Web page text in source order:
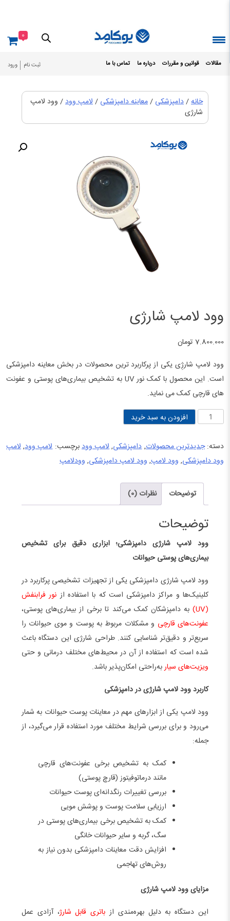
مقالات قوانین و مقررات درباره ما تماس با ما ثبت نام ورود
0
خانه/دامپزشکی /معاینه دامپزشکی /لامپ وود/ وود لامپ
شارژی
وود لامپ شارژی
7.800.000 تومان
وود لامپ شارژِی یکی از پرکاربرد ترین محصولات در بخش معاینه دامپزشکی
است. این محصول با کمک نور UV به تشخیص بیماری‌های پوستی و عفونت
های قارچی کمک می نماید.
شارژی
عدد
افزودن به سبد خرید
دسته:جدیدترین محصولات,دامپزشکی,لامپ وودبرچسب:لامپ وود,لامپ
وود دامپزشکی, وود لامپ, وود لامپ دامپزشکی, وودلامپ
توضیحات نظرات (0)
توضیحات
وود لامپ شارژی دامپزشکی؛ ابزاری دقیق برای تشخیص
بیماری‌های پوستی حیوانات
وود لامپ شارژی دامپزشکی یکی از تجهیزات تشخیصی پرکاربرد در
کلینیک‌ها و مراکز دامپزشکی است که با استفاده از نور فرابنفش
(UV)
به دامپزشکان کمک می‌کند تا برخی از بیماری‌های پوستی،
عفونت‌های قارچی و مشکلات مربوط به پوست و موی حیوانات را
سریع‌تر و دقیق‌تر شناسایی کنند. طراحی شارژی این دستگاه باعث
شده است که استفاده از آن در محیط‌های مختلف درمانی و حتی
ویزیت‌های سیاربه‌راحتی امکان‌پذیر باشد.
کاربرد وود لامپ شارژی در دامپزشکی
وود لامپ یکی از ابزارهای مهم در معاینات پوست حیوانات به شمار
می‌رود و برای بررسی شرایط مختلف مورد استفاده قرار می‌گیرد، از
جمله:
کمک به تشخیص برخی عفونت‌های قارچی
مانند درماتوفیتوز (قارچ پوستی)
بررسی تغییرات رنگدانه‌ای پوست حیوانات
ارزیابی سلامت پوست و پوشش مویی
کمک به تشخیص برخی بیماری‌های پوستی در
سگ، گربه و سایر حیوانات خانگی
افزایش دقت معاینات دامپزشکی بدون نیاز به
روش‌های تهاجمی
مزایای وود لامپ شارژی
این دستگاه به دلیل بهره‌مندی از باتری قابل شارژ، آزادی عمل